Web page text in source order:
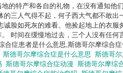
的特产和各自的礼物，在没有通知
三人气得不起，何子西大气都不敢
脸如死灰的难看。他捡起地上的衣
时间在缓慢地过去，三个人没有任
合症患者是什么意思,斯德哥尔摩综合
斯德哥尔摩综合症是什么意思 斯德哥
斯德哥尔摩综合症动漫 斯德哥尔摩综